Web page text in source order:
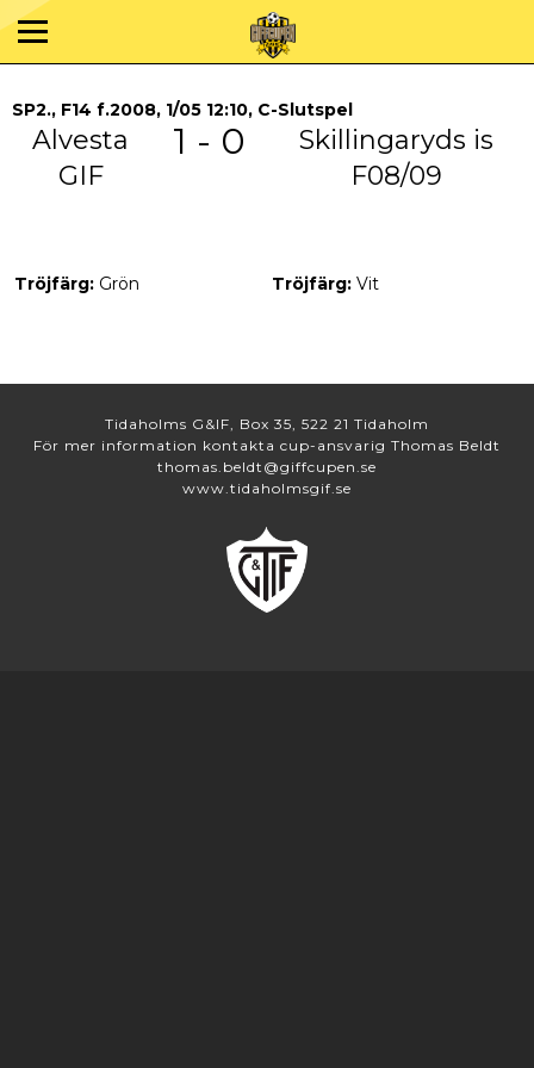
SP2., F14 f.2008, 1/05 12:10, C-Slutspel
Alvesta
GIF
1 - 0
Skillingaryds is
F08/09
Tröjfärg: Grön Tröjfärg: Vit
Tidaholms G&IF, Box 35, 522 21 Tidaholm
För mer information kontakta cup-ansvarig Thomas Beldt
thomas.beldt@giffcupen.se
www.tidaholmsgif.se